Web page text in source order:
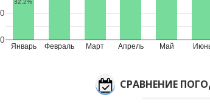
Январь Февраль Март Апрель Май
0
СРАВНЕНИЕ